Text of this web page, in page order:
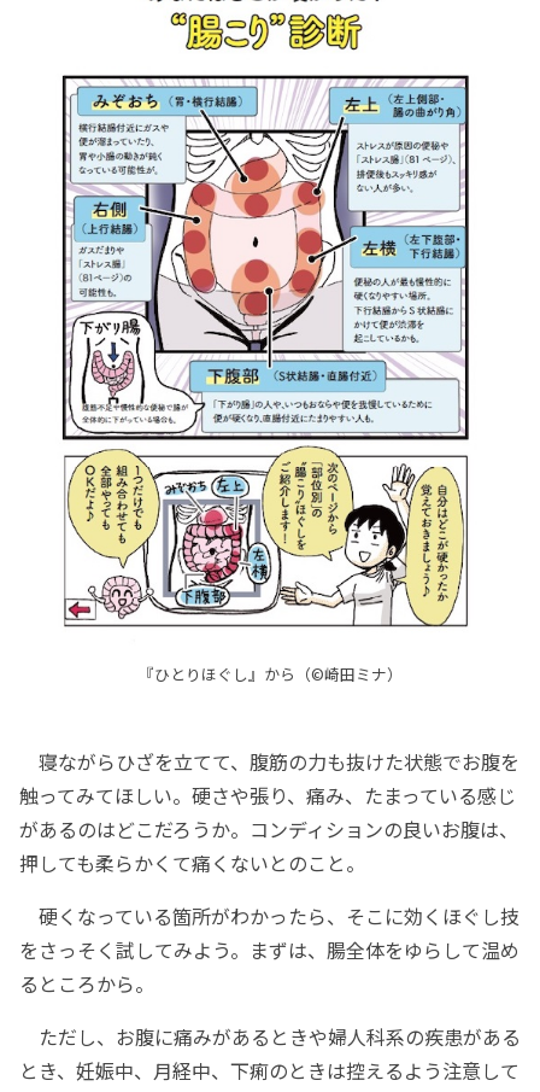
『ひとりほぐし』から（©崎田ミナ）
寝ながらひざを立てて、腹筋の力も抜けた状態でお腹を
触ってみてほしい。硬さや張り、痛み、たまっている感じ
があるのはどこだろうか。コンディションの良いお腹は、
押しても柔らかくて痛くないとのこと。
硬くなっている箇所がわかったら、そこに効くほぐし技
をさっそく試してみよう。まずは、腸全体をゆらして温め
るところから。
ただし、お腹に痛みがあるときや婦人科系の疾患がある
とき、妊娠中、月経中、下痢のときは控えるよう注意して